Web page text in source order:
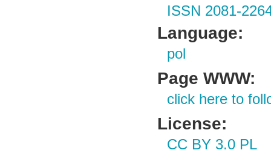
ISSN 2081-
Language:
pol
Page WWW:
click here to
License:
CC BY 3.0 PL